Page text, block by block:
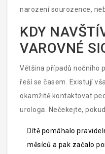
narození sourozence,
diabetes mellitus nebo
KDY
VAROVNÉ
Většina případů nočního
řeší se časem. Existují
okamžitě kontaktovat
urologa. Nečekejte,
Dítě pomáhalo
měsíců a pak začalo